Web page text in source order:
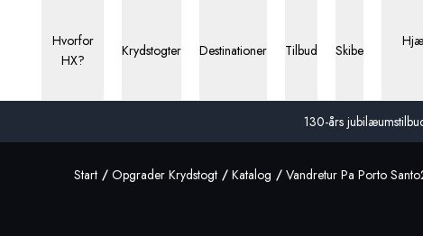
130-års
Hvorfor
HX?
Krydstogter Destinationer Tilbud Skibe
Start Opgrader Krydstogt Katalog Vandretur Pa Porto